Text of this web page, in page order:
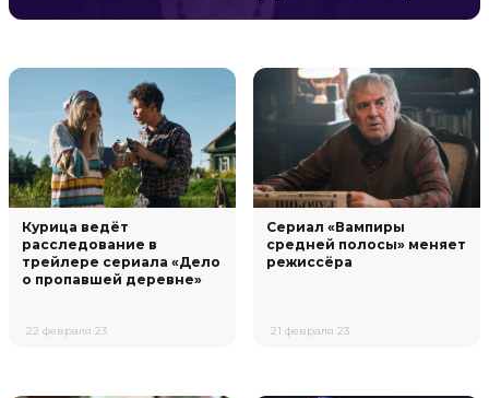
Курица ведёт
расследование в
трейлере сериала «Дело
о пропавшей деревне»
22 февраля 23
Сериал «Вампиры
средней полосы» меняет
режиссёра
21 февраля 23